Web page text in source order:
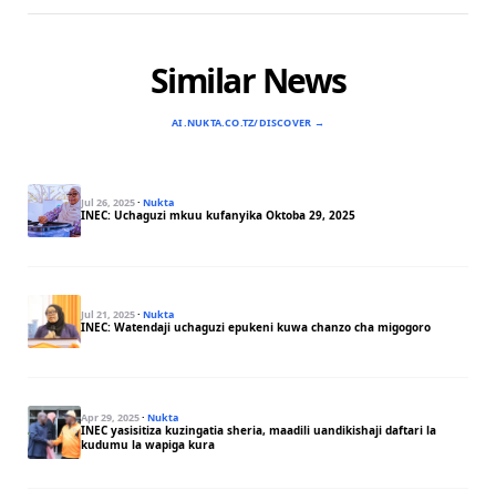
Similar News
AI.NUKTA.CO.TZ/DISCOVER →
Jul 26, 2025· Nukta
INEC: Uchaguzi mkuu kufanyika Oktoba 29, 2025
Jul 21, 2025· Nukta
INEC: Watendaji uchaguzi epukeni kuwa chanzo cha migogoro
Apr 29, 2025· Nukta
INEC yasisitiza kuzingatia sheria, maadili uandikishaji daftari la
kudumu la wapiga kura